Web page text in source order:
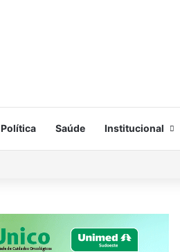
Política Saúde Institucional
e celular